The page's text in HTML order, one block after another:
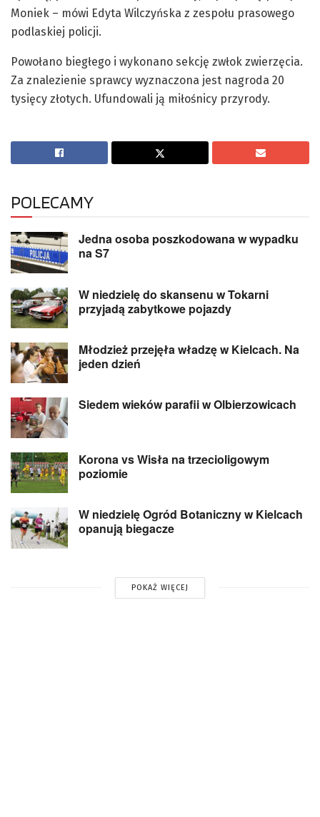
Moniek – mówi Edyta Wilczyńska z zespołu prasowego
podlaskiej policji.
Powołano biegłego i wykonano sekcję zwłok zwierzęcia.
Za znalezienie sprawcy wyznaczona jest nagroda 20
tysięcy złotych. Ufundowali ją miłośnicy przyrody.
POLECAMY
Jedna osoba poszkodowana w wypadku
na S7
W niedzielę do skansenu w Tokarni
przyjadą zabytkowe pojazdy
Młodzież przejęła władzę w Kielcach. Na
jeden dzień
Siedem wieków parafii w Olbierzowicach
Korona vs Wisła na trzecioligowym
poziomie
W niedzielę Ogród Botaniczny w Kielcach
opanują biegacze
POKAŻ WIĘCEJ